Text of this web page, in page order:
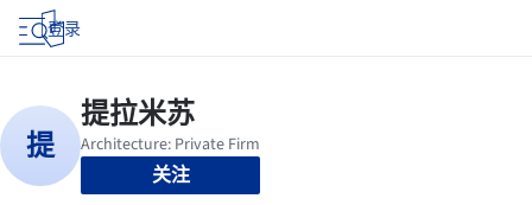
登录
关注